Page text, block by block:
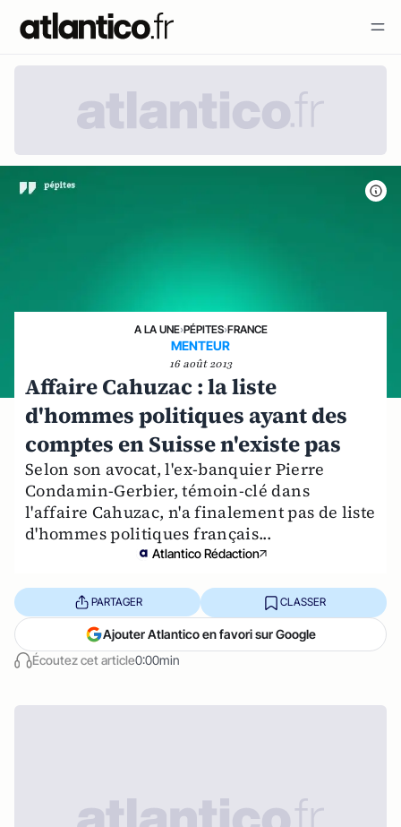
A LA UNE›PÉPITES›FRANCE
MENTEUR
16 août 2013
Affaire Cahuzac : la liste
d'hommes politiques ayant des
comptes en Suisse n'existe pas
Selon son avocat, l'ex-banquier Pierre
Condamin-Gerbier, témoin-clé dans
l'affaire Cahuzac, n'a finalement pas de liste
d'hommes politiques français...
Atlantico Rédaction
Écoutez cet article0:00min
PARTAGER CLASSER
Ajouter Atlantico en favori sur Google